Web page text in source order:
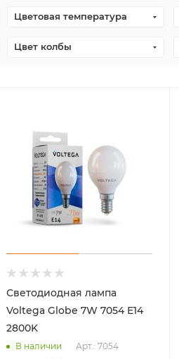
Цветовая температура
Цвет колбы
Светодиодная лампа
Voltega Globe 7W 7054 Е14
2800K
В наличии Арт.: 7054